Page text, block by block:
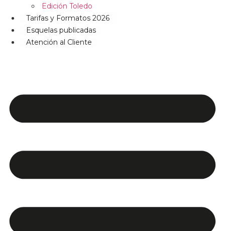
Edición Toledo
Tarifas y Formatos 2026
Esquelas publicadas
Atención al Cliente